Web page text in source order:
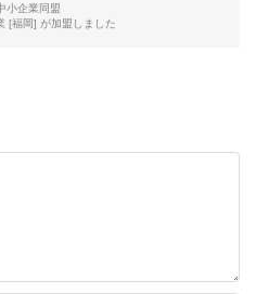
小企業同盟
[福岡] が加盟しました